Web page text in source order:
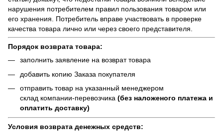
нарушения потребителем правил пользования товаром или
его хранения. Потребитель вправе участвовать в проверке
качества товара лично или через своего представителя.
Порядок возврата товара:
заполнить заявление на возврат товара
добавить копию Заказа покупателя
отправить товар на указанный менеджером
склад компании-перевозчика (без наложеного платежа и
оплатить доставку)
Условия возврата денежных средств: